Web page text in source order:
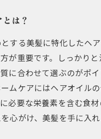
は？
する美髪に特化したヘ
が重要です。しっかり
に合わせて選ぶのがポ
ムケアにはヘアオイル
必要な栄養素を含む食
心がけ、美髪を手に入れ